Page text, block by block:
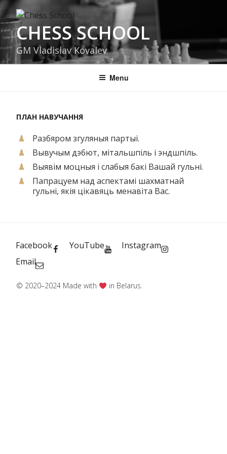
Skip
to
contentCHESS SCHOOL
GM Vladislav Kovalev
Menu
ПЛАН НАВУЧАННЯ
Разбяром згуляныя партыі.
Вывучым дэбют, мітальшпіль і эндшпіль.
Выявім моцныя і слабыя бакі Вашай гульні.
Папрацуем над аспектамі шахматнай
гульні, якія цікавяць менавіта Вас.
Facebook YouTube
Instagram
Email
© 2020–2024 Made with in Belarus.